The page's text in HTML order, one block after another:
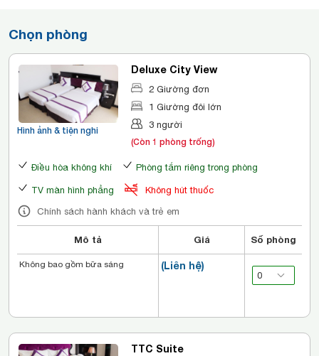
Chọn phòng
Hình ảnh & tiện nghi
Deluxe City View
2 Giường đơn
1 Giường đôi lớn
3 người
(Còn 1 phòng trống)
Điều hòa không khí Phòng tắm riêng trong phòng
TV màn hình phẳng
Không hút thuốc
Chính sách hành khách và trẻ em
Mô tả Giá Số phòng
(Liên hệ)
Không bao gồm bữa sáng
TTC Suite